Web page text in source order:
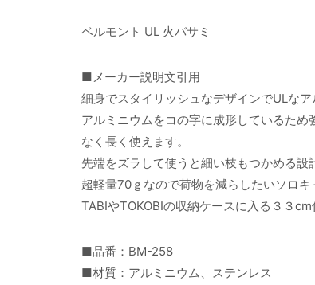
ベルモント UL 火バサミ
■メーカー説明文引用
細身でスタイリッシュなデザインでULなア
アルミニウムをコの字に成形しているた
なく長く使えます。
先端をズラして使うと細い枝もつかめる設
超軽量70ｇなので荷物を減らしたいソロ
TABIやTOKOBIの収納ケースに入る３３cm
■品番：BM-258
■材質：アルミニウム、ステンレス